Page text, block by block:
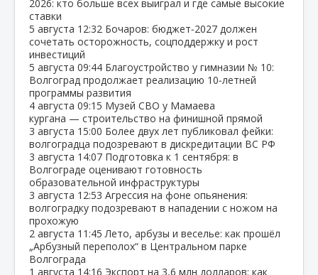
2026: кто больше всех выиграл и где самые высокие
ставки
5 августа 12:32 Бочаров: бюджет‑2027 должен
сочетать осторожность, соцподдержку и рост
инвестиций
5 августа 09:44 Благоустройство у гимназии № 10:
Волгоград продолжает реализацию 10‑летней
программы развития
4 августа 09:15 Музей СВО у Мамаева
кургана — строительство на финишной прямой
3 августа 15:00 Более двух лет публиковал фейки:
волгоградца подозревают в дискредитации ВС РФ
3 августа 14:07 Подготовка к 1 сентября: в
Волгограде оценивают готовность
образовательной инфраструктуры
3 августа 12:53 Агрессия на фоне опьянения:
волгоградку подозревают в нападении с ножом на
прохожую
2 августа 11:45 Лето, арбузы и веселье: как прошёл
„Арбузный переполох“ в Центральном парке
Волгограда
1 августа 14:16 Экспорт на 3,6 млн долларов: как